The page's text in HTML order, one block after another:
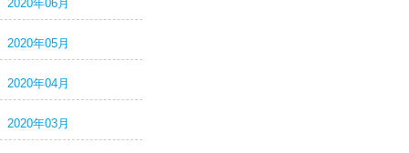
2020年06月
2020年05月
2020年04月
2020年03月